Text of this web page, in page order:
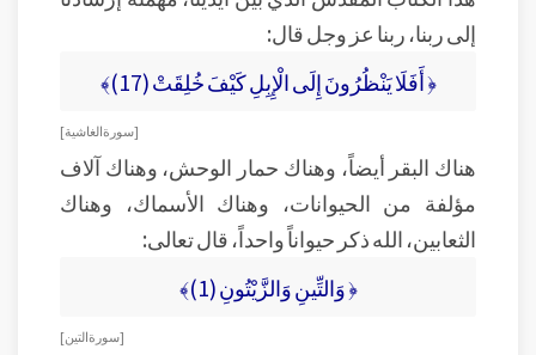
إلى ربنا، ربنا عز وجل قال:
﴿ أَفَلَا يَنْظُرُونَ إِلَى الْإِبِلِ كَيْفَ خُلِقَتْ (17)﴾
[ سورة الغاشية ]
هناك البقر أيضاً، وهناك حمار الوحش، وهناك آلاف
مؤلفة من الحيوانات، وهناك الأسماك، وهناك
الثعابين، الله ذكر حيواناً واحداً، قال تعالى:
﴿ وَالتِّينِ وَالزَّيْتُونِ (1)﴾
[ سورة التين ]